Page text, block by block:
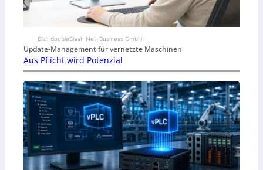
Bild: doubleSlash Net-Business GmbH
Update-Management für vernetzte Maschinen
Aus Pflicht wird Potenzial